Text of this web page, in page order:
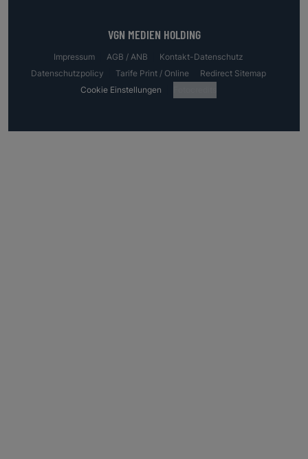
VGN MEDIEN HOLDING
Impressum AGB / ANB
Kontakt-Datenschutz
Datenschutzpolicy
Tarife Print / Online
Redirect Sitemap
Cookie Einstellungen